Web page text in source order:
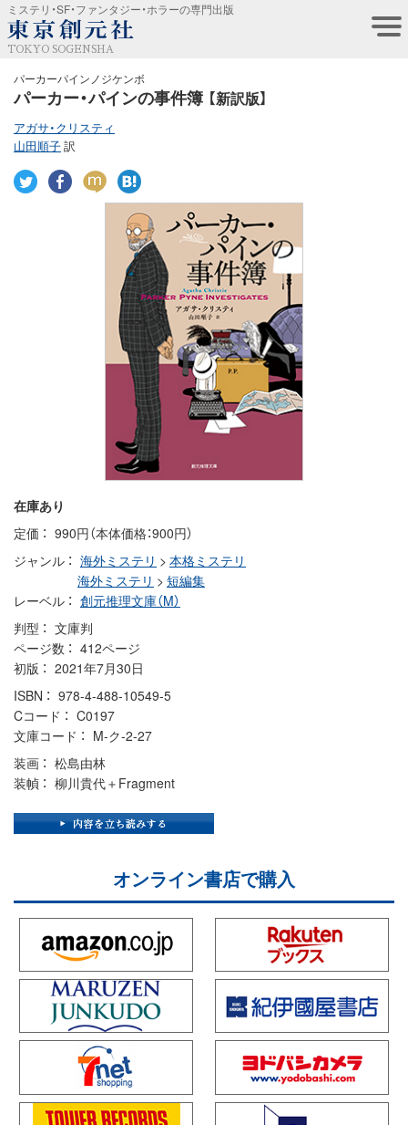
ミステリ・SF・ファンタジー・ホラーの専門出版
TOKYO SOGENSHA
パーカーパインノジケンボ
パーカー・パインの事件簿 【新訳版】
アガサ・クリスティ
山田順子訳
在庫あり
定価
990円（本体価格：900円）
ジャンル
海外ミステリ > 本格ミステリ
海外ミステリ > 短編集
レーベル
創元推理文庫（M）
判型
文庫判
ページ数
412ページ
初版
2021年7月30日
ISBN
978-4-488-10549-5
Cコード
C0197
文庫コード
M-ク-2-27
装画
松島由林
装幀
柳川貴代＋Fragment
オンライン書店で購入